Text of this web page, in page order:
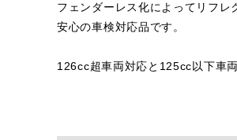
フェンダーレス化によってリフレ
安心の車検対応品です。
126cc超車両対応と125cc以下車